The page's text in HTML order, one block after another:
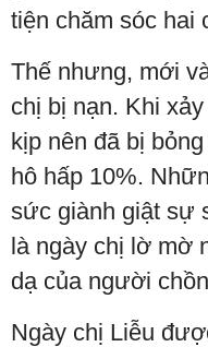
tiện chăm sóc hai
Thế nhưng, mới
chị bị nạn. Khi
kịp nên đã bị
hô hấp 10%.
sức giành giật sự
là ngày chị lờ mờ
dạ của người
Ngày chị Liễu